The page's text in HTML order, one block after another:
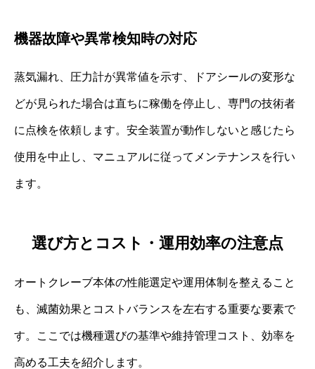
機器故障や異常検知時の対応
蒸気漏れ、圧力計が異常値を示す、ドアシールの変形な
どが見られた場合は直ちに稼働を停止し、専門の技術者
に点検を依頼します。安全装置が動作しないと感じたら
使用を中止し、マニュアルに従ってメンテナンスを行い
ます。
選び方とコスト・運用効率の注意点
オートクレーブ本体の性能選定や運用体制を整えること
も、滅菌効果とコストバランスを左右する重要な要素で
す。ここでは機種選びの基準や維持管理コスト、効率を
高める工夫を紹介します。